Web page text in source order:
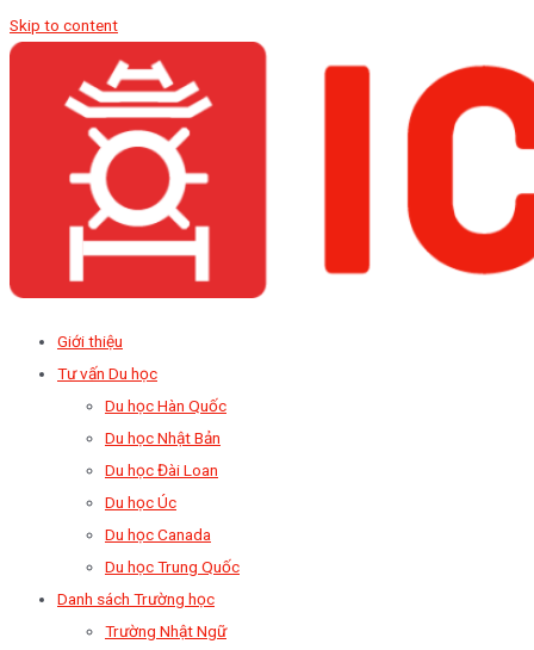
Skip to content
Giới thiệu
Tư vấn Du học
Du học Hàn Quốc
Du học Nhật Bản
Du học Đài Loan
Du học Úc
Du học Canada
Du học Trung Quốc
Danh sách Trường học
Trường Nhật Ngữ